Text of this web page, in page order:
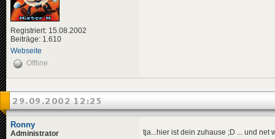
Registriert: 15.08.2002
Beiträge: 1.610
Webseite
Offline
29.09.2002 12:25
Ronny
Administrator tja...hier ist dein zuhause ;D ... und net